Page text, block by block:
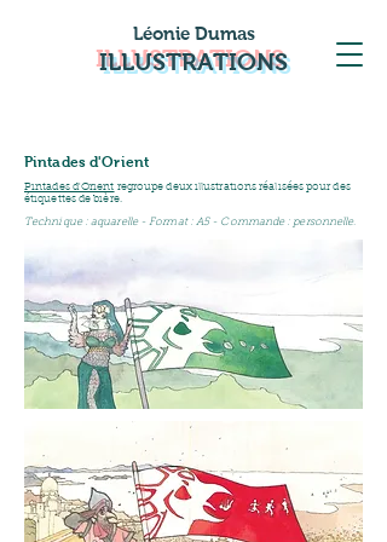
Léonie Dumas
ILLUSTRATIONS
Pintades d'Orient
Pintades d'Orient regroupe deux illustrations réalisées pour des
étiquettes de bière.
Technique : aquarelle - Format : A5 - Commande : personnelle.